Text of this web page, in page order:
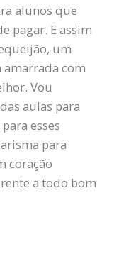
alunos que
pagar. E assim
um
com
Vou
aulas para
esses
para
coração
a todo bom